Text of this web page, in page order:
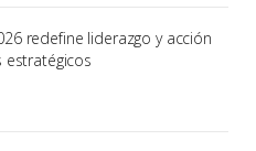
redefine liderazgo y acción
estratégicos